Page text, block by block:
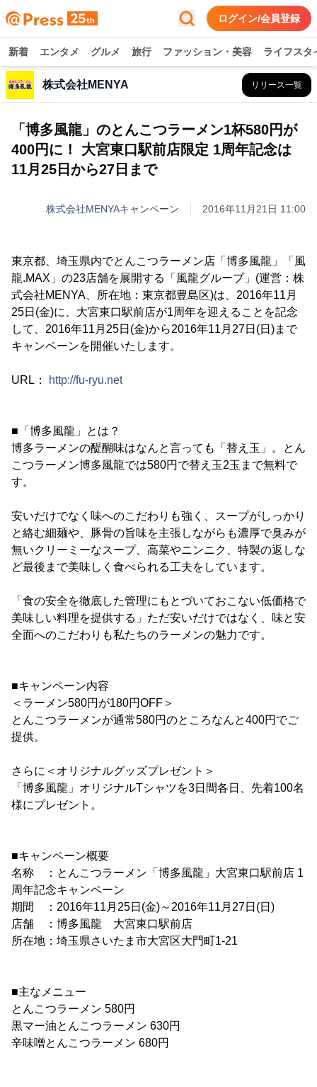
ログイン/会員登録
新着 エンタメ グルメ 旅行 ファッション・美容 ライフスタ
株式会社MENYA リリース一覧
「博多風龍」のとんこつラーメン1杯580円が
400円に！ 大宮東口駅前店限定 1周年記念は
11月25日から27日まで
株式会社MENYAキャンペーン 2016年11月21日 11:00
東京都、埼玉県内でとんこつラーメン店「博多風龍」「風
龍.MAX」の23店舗を展開する「風龍グループ」(運営：株
式会社MENYA、所在地：東京都豊島区)は、2016年11月
25日(金)に、大宮東口駅前店が1周年を迎えることを記念
して、2016年11月25日(金)から2016年11月27日(日)まで
キャンペーンを開催いたします。
URL： http://fu-ryu.net
■「博多風龍」とは？
博多ラーメンの醍醐味はなんと言っても「替え玉」。とん
こつラーメン博多風龍では580円で替え玉2玉まで無料で
す。
安いだけでなく味へのこだわりも強く、スープがしっかり
と絡む細麺や、豚骨の旨味を主張しながらも濃厚で臭みが
無いクリーミーなスープ、高菜やニンニク、特製の返しな
ど最後まで美味しく食べられる工夫をしています。
「食の安全を徹底した管理にもとづいておこない低価格で
美味しい料理を提供する」ただ安いだけではなく、味と安
全面へのこだわりも私たちのラーメンの魅力です。
■キャンペーン内容
＜ラーメン580円が180円OFF＞
とんこつラーメンが通常580円のところなんと400円でご
提供。
さらに＜オリジナルグッズプレゼント＞
「博多風龍」オリジナルTシャツを3日間各日、先着100名
様にプレゼント。
■キャンペーン概要
名称 ：とんこつラーメン「博多風龍」大宮東口駅前店 1
周年記念キャンペーン
期間 ：2016年11月25日(金)～2016年11月27日(日)
店舗 ：博多風龍 大宮東口駅前店
所在地：埼玉県さいたま市大宮区大門町1-21
■主なメニュー
とんこつラーメン 580円
黒マー油とんこつラーメン 630円
辛味噌とんこつラーメン 680円